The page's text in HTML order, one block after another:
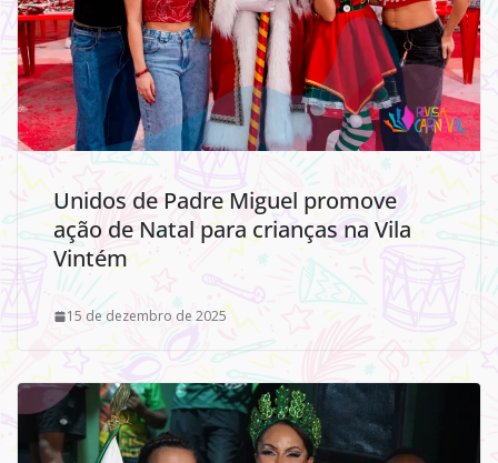
Unidos de Padre Miguel promove
ação de Natal para crianças na Vila
Vintém
15 de dezembro de 2025